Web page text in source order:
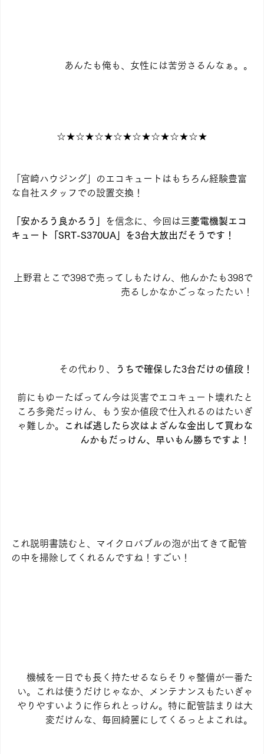
あんたも俺も、女性には苦労さるんなぁ。。
☆★☆★☆★☆★☆★☆★☆★☆★
「宮崎ハウジング」のエコキュートはもちろん経験豊富
な自社スタッフでの設置交換！
「安かろう良かろう」 を信念に、今回は 三菱電機製エコ
キュート「SRT-S370UA」を3台大放出だそうです！
上野君とこで398で売ってしもたけん、他んかたも398で
売るしかなかごっなったたい！
その代わり、 うちで確保した3台だけの値段！
前にもゆーたばってん今は災害でエコキュート壊れたと
ころ多発だっけん、もう安か値段で仕入れるのはたいぎ
ゃ難しか。
これば逃したら次はよざんな金出して買わな
んかもだっけん、早いもん勝ちですよ！
これ説明書読むと、マイクロバブルの泡が出てきて配管
の中を掃除してくれるんですね！すごい！
機械を一日でも長く持たせるならそりゃ整備が一番た
い。これは使うだけじゃなか、メンテナンスもたいぎゃ
やりやすいように作られとっけん。特に配管詰まりは大
変だけんな、毎回綺麗にしてくるっとよこれは。